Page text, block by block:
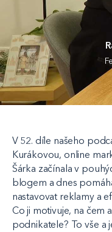
V 52. díle našeho
Kurákovou, online
Šárka začínala v
blogem a dnes
nastavovat reklamy a
Co ji motivuje, na čem
podnikatele? To vše a